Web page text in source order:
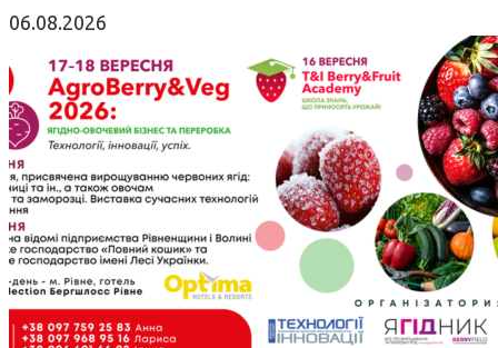
06.08.2026